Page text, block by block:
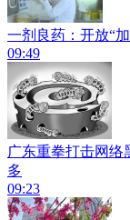
一剂良药：开放“
09:49
广东重拳打击网络
多
09:23